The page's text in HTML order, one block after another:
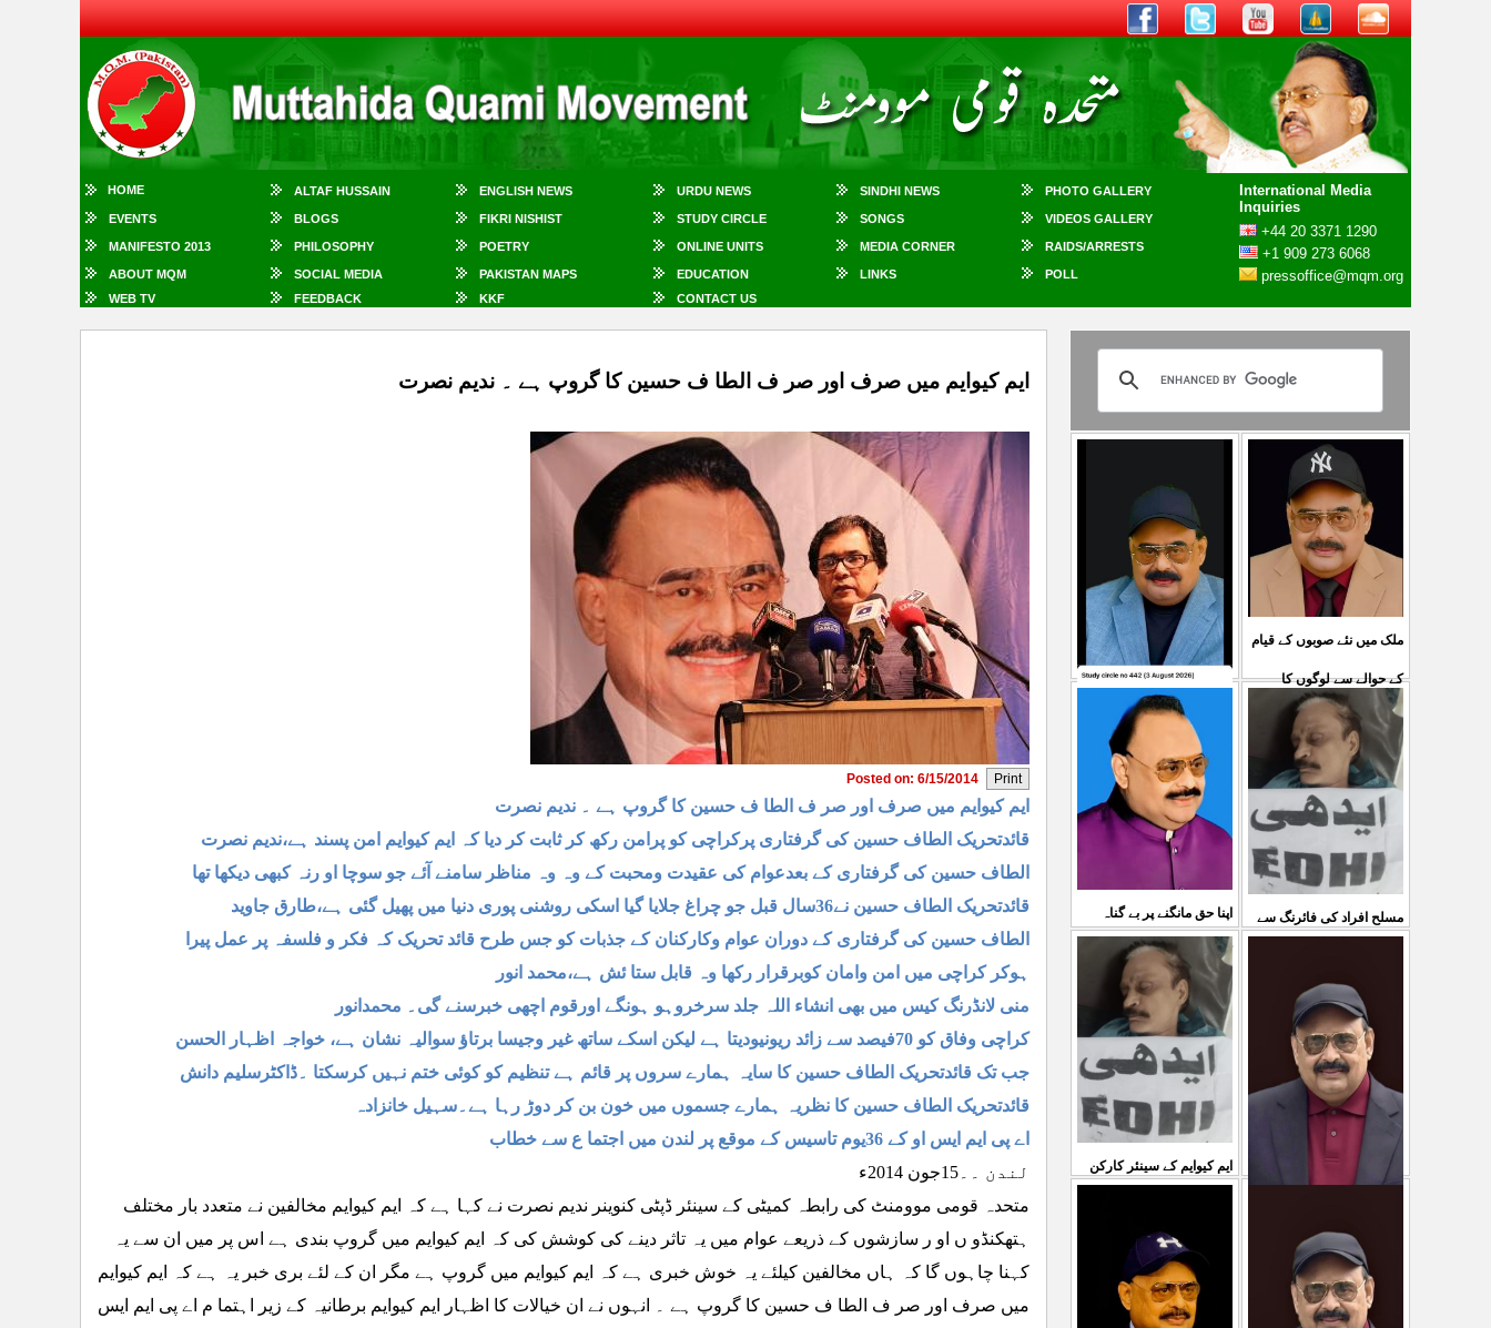
HOME ALTAF HUSSAIN ENGLISH NEWS URDU NEWS SINDHI NEWS PHOTO GALLERY
International Media
Inquiries
+44 20 3371 1290
+1 909 273 6068
pressoffice@mqm.org
EVENTS BLOGS FIKRI NISHIST STUDY CIRCLE SONGS VIDEOS GALLERY
MANIFESTO 2013 PHILOSOPHY POETRY ONLINE UNITS MEDIA CORNER RAIDS/ARRESTS
ABOUT MQM SOCIAL MEDIA PAKISTAN MAPS EDUCATION LINKS
POLL
WEB TV
FEEDBACK KKF CONTACT US
ایم کیوایم میں صرف اور صر ف الطا ف حسین کا گروپ ہے ۔ ندیم نصرت
Posted on: 6/15/2014
ایم کیوایم میں صرف اور صر ف الطا ف حسین کا گروپ ہے ۔ ندیم نصرت
قائدتحریک الطاف حسین کی گرفتاری پرکراچی کو پرامن رکھ کر ثابت کر دیا کہ ایم کیوایم امن پسند ہے،ندیم نصرت
الطاف حسین کی گرفتاری کے بعدعوام کی عقیدت ومحبت کے وہ وہ مناظر سامنے آئے جو سوچا او رنہ کبھی دیکھا تھا
قائدتحریک الطاف حسین نے36سال قبل جو چراغ جلایا گیا اسکی روشنی پوری دنیا میں پھیل گئی ہے،طارق جاوید
الطاف حسین کی گرفتاری کے دوران عوام وکارکنان کے جذبات کو جس طرح قائد تحریک کہ فکر و فلسفہ پر عمل پیرا
ہوکر کراچی میں امن وامان کوبرقرار رکھا وہ قابل ستا ئش ہے،محمد انور
منی لانڈرنگ کیس میں بھی انشاء اللہ جلد سرخروہو ہونگے اورقوم اچھی خبرسنے گی۔ محمدانور
کراچی وفاق کو 70فیصد سے زائد ریونیودیتا ہے لیکن اسکے ساتھ غیر وجیسا برتاؤ سوالیہ نشان ہے، خواجہ اظہار الحسن
جب تک قائدتحریک الطاف حسین کا سایہ ہمارے سروں پر قائم ہے تنظیم کو کوئی ختم نہیں کرسکتا ۔ڈاکٹرسلیم دانش
قائدتحریک الطاف حسین کا نظریہ ہمارے جسموں میں خون بن کر دوڑ رہا ہے۔سہیل خانزادہ
اے پی ایم ایس او کے 36یوم تاسیس کے موقع پر لندن میں اجتما ع سے خطاب
لندن ۔۔15جون 2014ء
متحدہ قومی موومنٹ کی رابطہ کمیٹی کے سینئر ڈپٹی کنوینر ندیم نصرت نے کہا ہے کہ ایم کیوایم مخالفین نے متعدد بار مختلف
ہتھکنڈو ں او ر سازشوں کے ذریعے عوام میں یہ تاثر دینے کی کوشش کی کہ ایم کیوایم میں گروپ بندی ہے اس پر میں ان سے یہ
کہنا چاہوں گا کہ ہاں مخالفین کیلئے یہ خوش خبری ہے کہ ایم کیوایم میں گروپ ہے مگر ان کے لئے بری خبر یہ ہے کہ ایم کیوایم
میں صرف اور صر ف الطا ف حسین کا گروپ ہے ۔ انہوں نے ان خیالات کا اظہار ایم کیوایم برطانیہ کے زیر اہتما م اے پی ایم ایس
کشمیرکا کونہ کونہ لہو
لہو ہے لیکن حکومت کواس
کی کوئی پرواہ نہیں ہے
04 Aug 2026
ملک میں نئے صوبوں کے قیام
کے حوالے سے لوگوں کا
مطالبہ بالکل درست ہے۔ ا
03 Aug 2026
اپنا حق مانگنے پر بے گناہ
کشمیریوں کو گولیاں مارکر
شہ رگ کوکاٹ دیا گی
31 Jul 2026
مسلح افراد کی فائرنگ سے
سمیع الدین رحمانی ک
ایم کیوایم کے سینئر کارکن
شہادت پر متحدہ قومی
سے ہولی کھیلنابند کی جائے،
الطاف حسین...